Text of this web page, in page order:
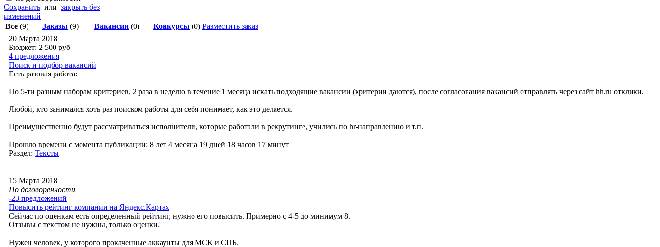
Сохранить или закрыть без
изменений
Все (9) Заказы (9) Вакансии (0) Конкурсы (0) Разместить заказ
20 Марта 2018
Бюджет: 2 500 руб
4 предложения
Поиск и подбор вакансий
Есть разовая работа:
По 5-ти разным наборам критериев, 2 раза в неделю в течение 1 месяца искать подходящие вакансии (критерии даются), после согласования вакансий отправлять через сайт hh.ru отклики.
Любой, кто занимался хоть раз поиском работы для себя понимает, как это делается.
Преимущественно будут рассматриваться исполнители, которые работали в рекрутинге, учились по hr-направлению и т.п.
Прошло времени с момента публикации: 8 лет 4 месяца 19 дней 18 часов 17 минут
Раздел: Тексты
15 Марта 2018
По договоренности
-23 предложений
Повысить рейтинг компании на Яндекс.Картах
Сейчас по оценкам есть определенный рейтинг, нужно его повысить. Примерно с 4-5 до минимум 8.
Отзывы с текстом не нужны, только оценки.
Нужен человек, у которого прокаченные аккаунты для МСК и СПБ.